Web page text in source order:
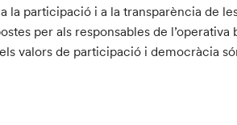
la participació i a la transparència de
per als responsables de
valors de participació i democràcia